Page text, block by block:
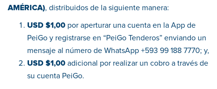
AMÉRICA), distribuidos de la siguiente manera:
USD $1,00 por aperturar una cuenta en la App de
PeiGo y registrarse en “PeiGo Tenderos” enviando un
mensaje al número de WhatsApp +593 99 188 7770; y,
USD $1,00 adicional por realizar un cobro a través de
su cuenta PeiGo.